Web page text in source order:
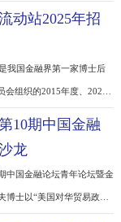
坛青年论坛暨金融研究所
从近年来我国自贸协定缔约
加论坛，并进行交流研讨
动站2025年招
是我国金融界第一家博士
员会组织的2015年度、
是：以服务于中国人民银
民主、思想活跃的科研氛
第10期中国金融
沙龙